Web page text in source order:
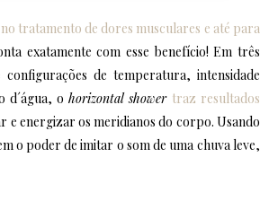
tratamento de dores musculares e até para
exatamente com esse benefício! Em três
de temperatura, intensidade
d´água, ohorizontal shower traz resultados
e energizar os meridianos do corpo. Usando
o poder de imitar o som de uma chuva leve,